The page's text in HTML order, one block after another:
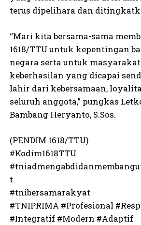
terus dipelihara dan
“Mari kita bersama-sama
1618/TTU untuk kepentingan
negara serta untuk
keberhasilan yang dicapai
lahir dari kebersamaan,
seluruh anggota,” pungkas
Bambang Heryanto, S.Sos.
(PENDIM 1618/TTU)
#Kodim1618TTU
t
#tnibersamarakyat
#TNIPRIMA #Profesional
#Integratif #Modern #Adaptif